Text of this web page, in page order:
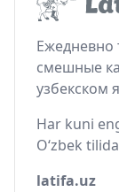
Ежедневно
смешные
узбекском
Har kuni
O‘zbek
latifa.uz